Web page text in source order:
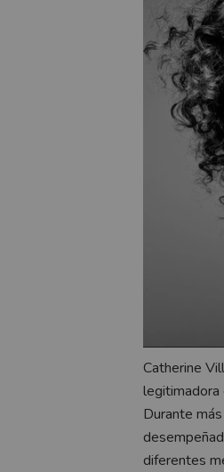
Catherine
legitimadora
Durante
diferentes